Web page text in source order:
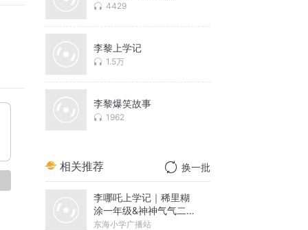
4429
李黎上学记
1.5万
李黎爆笑故事
1962
相关推荐 换一批
李哪吒上学记｜稀里糊
涂一年级&神神气气二年
级
东海小学广播站